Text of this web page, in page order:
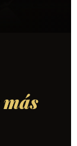
más